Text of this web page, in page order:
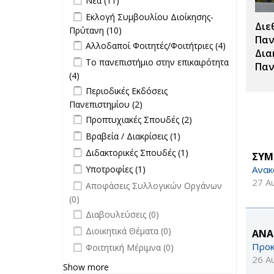
27
26
Σπουδές filter
Apply Εκλογή Συμβουλίου Διοίκησης-
Πρύτανη filter
Εκλογή Συμβουλίου Διοίκησης-
Πρύτανη (10)
Διοίκησης-Πρύτανη filter
Apply Αλλοδαποί Φοιτητές/
Φοιτήτριες filter
Αλλοδαποί Φοιτητές/Φοιτήτριες (4)
Αλλοδαποί
Φοιτητές/
Apply Το πανεπιστήμιο στην
επικαιρότητα filter
Το πανεπιστήμιο στην επικαιρότητα
(4)
επικαιρότητα filter
Apply Περιοδικές Εκδόσεις
Πανεπιστημίου filter
Περιοδικές Εκδόσεις
Πανεπιστημίου (2)
Εκδόσεις
Πανεπιστημίου filter
Apply Προπτυχιακές Σπουδές filter
Προπτυχιακές Σπουδές (2)
Apply Βραβεία / Διακρίσεις filter
Βραβεία / Διακρίσεις (1)
Διακρίσεις
Apply Διδακτορικές Σπουδές filter
Διδακτορικές Σπουδές (1)
filter
Apply Υποτροφίες filter
Υποτροφίες (1)
undefined
Αποφάσεις Συλλογικών Οργάνων
(0)
undefined
Διαβουλεύσεις (0)
undefined
Διοικητικά Θέματα (0)
undefined
Φοιτητική Μέριμνα (0)
Show more